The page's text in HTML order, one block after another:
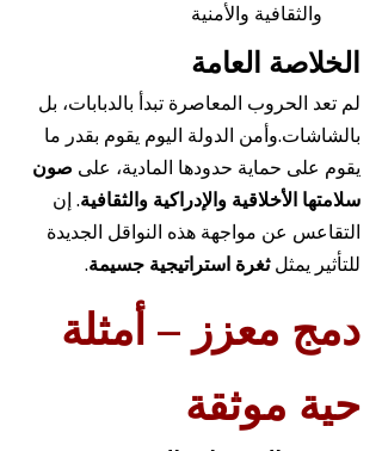
والثقافية والأمنية
الخلاصة العامة
لم تعد الحروب المعاصرة تبدأ بالدبابات، بل
بالشاشات.وأمن الدولة اليوم يقوم بقدر ما
يقوم على حماية حدودها المادية، على صون
سلامتها الأخلاقية والإدراكية والثقافية. إن
التقاعس عن مواجهة هذه النواقل الجديدة
للتأثير يمثل ثغرة استراتيجية جسيمة.
دمج معزز – أمثلة
حية موثقة